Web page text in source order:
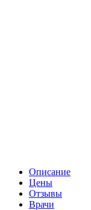
Описание
Цены
Отзывы
Врачи